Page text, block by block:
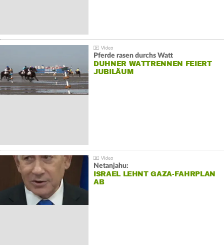
Pferde rasen durchs Watt
DUHNER WATTRENNEN FEIERT
JUBILÄUM
Netanjahu:
ISRAEL LEHNT GAZA-FAHRPLAN
AB